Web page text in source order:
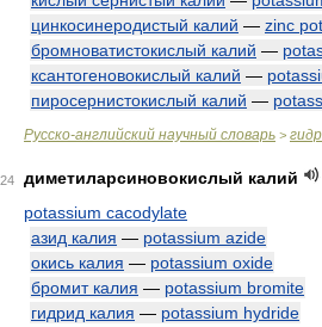
цинкосинеродистый калий — zinc
бромноватистокислый калий —
ксантогеновокислый калий —
пиросернистокислый калий —
Русско-английский научный словарь >
24
диметиларсиновокислый калий
potassium cacodylate
азид калия — potassium azide
окись калия — potassium oxide
бромит калия — potassium bromite
гидрид калия — potassium hydride